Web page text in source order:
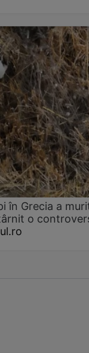
în Grecia a
o